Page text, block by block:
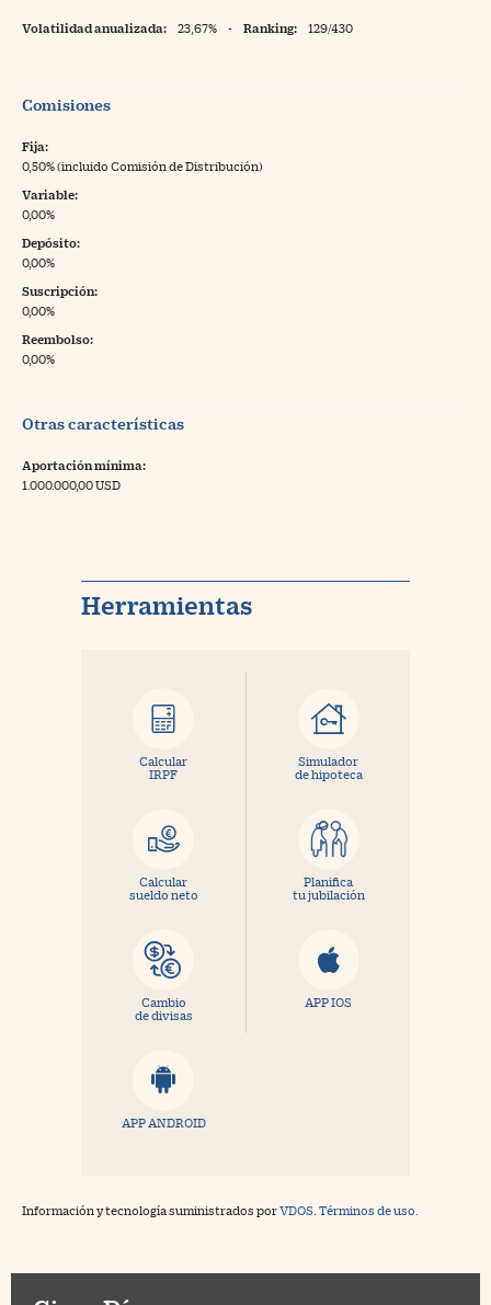
Volatilidad anualizada: 23,67% - Ranking: 129/430
Comisiones
Fija:
0,50% (incluido Comisión de Distribución)
Variable:
0,00%
Depósito:
0,00%
Suscripción:
0,00%
Reembolso:
0,00%
Otras características
Aportación mínima:
1.000.000,00 USD
Herramientas
Calcular
IRPF
Simulador
de hipoteca
Calcular
sueldo neto
Planifica
tu jubilación
Cambio
de divisas
APP IOS
APP ANDROID
Información y tecnología suministrados porVDOS Términos de uso.